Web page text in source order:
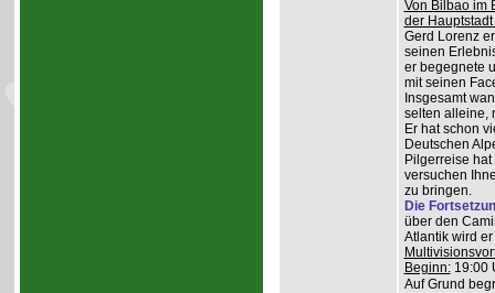
Von Bilbao im
der
Gerd Lorenz
seinen
er begegnete
mit seinen
Insgesamt
selten alleine,
Er hat schon
Deutschen
Pilgerreise
versuchen
zu bringen.
Die
über den
Atlantik wird
Beginn:19:00
Auf Grund